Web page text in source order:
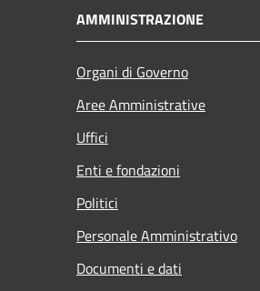
AMMINISTRAZIONE
Organi di Governo
Aree Amministrative
Uffici
Enti e fondazioni
Politici
Personale Amministrativo
Documenti e dati